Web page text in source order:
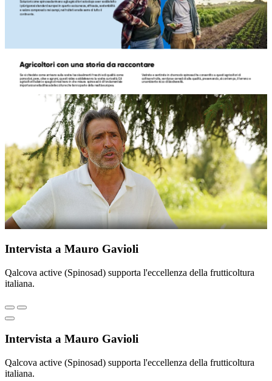
Intervista a Mauro Gavioli
Qalcova active (Spinosad) supporta l'eccellenza della frutticoltura
italiana.
Intervista a Mauro Gavioli
Qalcova active (Spinosad) supporta l'eccellenza della frutticoltura
italiana.